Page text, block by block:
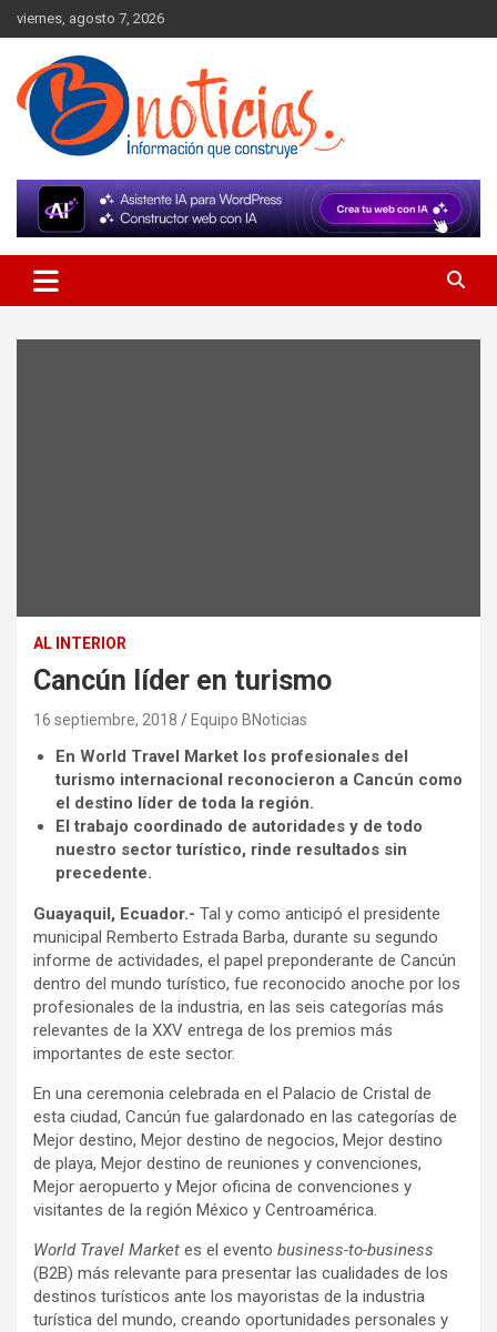
Skip
to
content
viernes, agosto 7, 2026
BNoticias
AL INTERIOR
Cancún líder en turismo
16 septiembre, 2018 Equipo BNoticias
En World Travel Market los profesionales del
turismo internacional reconocieron a Cancún como
el destino líder de toda la región.
El trabajo coordinado de autoridades y de todo
nuestro sector turístico, rinde resultados sin
precedente.
Guayaquil, Ecuador.- Tal y como anticipó el presidente
municipal Remberto Estrada Barba, durante su segundo
informe de actividades, el papel preponderante de Cancún
dentro del mundo turístico, fue reconocido anoche por los
profesionales de la industria, en las seis categorías más
relevantes de la XXV entrega de los premios más
importantes de este sector.
En una ceremonia celebrada en el Palacio de Cristal de
esta ciudad, Cancún fue galardonado en las categorías de
Mejor destino, Mejor destino de negocios, Mejor destino
de playa, Mejor destino de reuniones y convenciones,
Mejor aeropuerto y Mejor oficina de convenciones y
visitantes de la región México y Centroamérica.
World Travel Market es el evento business-to-business
(B2B) más relevante para presentar las cualidades de los
destinos turísticos ante los mayoristas de la industria
turística del mundo, creando oportunidades personales y